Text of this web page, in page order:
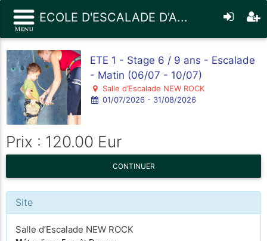
ECOLE D'ESCALADE D'A...
ETE 1 - Stage 6 / 9 ans - Escalade
- Matin (06/07 - 10/07)
Salle d’Escalade NEW ROCK
01/07/2026 - 31/08/2026
Prix : 120.00 Eur
CONTINUER
Site
Salle d’Escalade NEW ROCK